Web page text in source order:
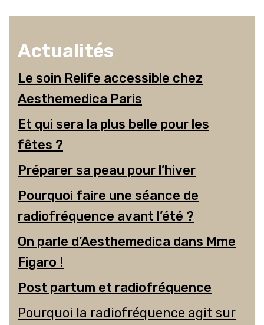
Actualités
Le soin Relife accessible chez
Aesthemedica Paris
Et qui sera la plus belle pour les
fêtes ?
Préparer sa peau pour l’hiver
Pourquoi faire une séance de
radiofréquence avant l’été ?
On parle d’Aesthemedica dans Mme
Figaro !
Post partum et radiofréquence
Pourquoi la radiofréquence agit sur